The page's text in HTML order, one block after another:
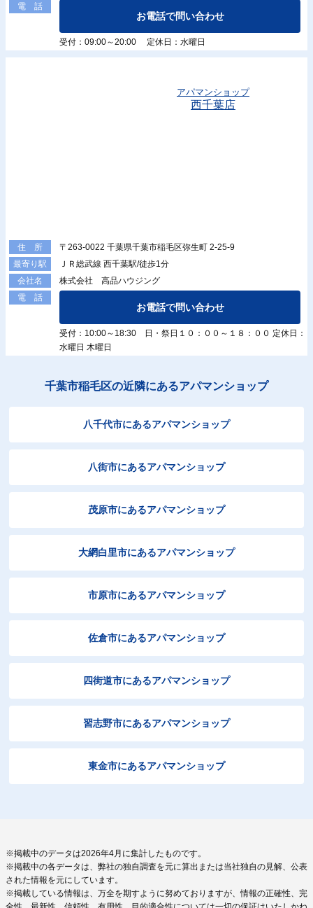
電 話
お電話で問い合わせ
受付：09:00～20:00 定休日：水曜日
アパマンショップ
西千葉店
住 所
〒263-0022 千葉県千葉市稲毛区弥生町 2-25-9
最寄り駅
ＪＲ総武線 西千葉駅/徒歩1分
会社名
株式会社 高品ハウジング
電 話
お電話で問い合わせ
受付：10:00～18:30 日・祭日１０：００～１８：００ 定休日：
水曜日 木曜日
千葉市稲毛区の近隣にあるアパマンショップ
八千代市にあるアパマンショップ
八街市にあるアパマンショップ
茂原市にあるアパマンショップ
大網白里市にあるアパマンショップ
市原市にあるアパマンショップ
佐倉市にあるアパマンショップ
四街道市にあるアパマンショップ
習志野市にあるアパマンショップ
東金市にあるアパマンショップ
※掲載中のデータは2026年4月に集計したものです。
※掲載中の各データは、弊社の独自調査を元に算出または当社独自の見解、公表
された情報を元にしています。
※掲載している情報は、万全を期すように努めておりますが、情報の正確性、完
全性、最新性、信頼性、有用性、目的適合性については一切の保証はいたしかね